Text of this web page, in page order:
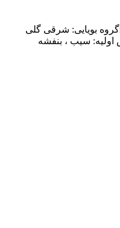
برند: رامون مونگال nحجم: 100 میل nگروه بویایی: شرقی گلی